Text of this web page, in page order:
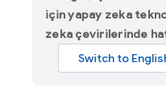
için yapay zeka
zeka çevirilerinde